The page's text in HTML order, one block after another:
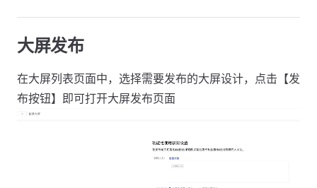
大屏发布
在大屏列表页面中，选择需要发布的大屏设计，点击【发
布按钮】即可打开大屏发布页面